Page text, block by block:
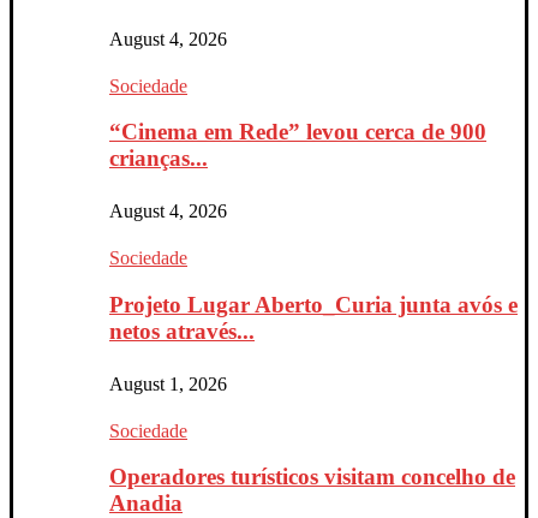
August 4, 2026
Sociedade
“Cinema em Rede” levou cerca de 900
crianças...
August 4, 2026
Sociedade
Projeto Lugar Aberto_Curia junta avós e
netos através...
August 1, 2026
Sociedade
Operadores turísticos visitam concelho de
Anadia